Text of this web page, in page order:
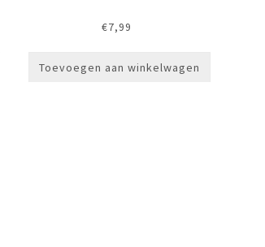
€7,99
Toevoegen aan winkelwagen